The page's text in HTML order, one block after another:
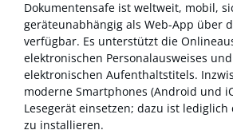
Dokumentensafe ist weltweit, mobil,
geräteunabhängig als Web-App über
verfügbar. Es unterstützt die
elektronischen Personalausweises
elektronischen Aufenthaltstitels.
moderne Smartphones (Android und
Lesegerät einsetzen; dazu ist lediglich
zu installieren.